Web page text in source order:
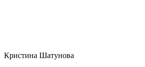
Кристина Шатунова